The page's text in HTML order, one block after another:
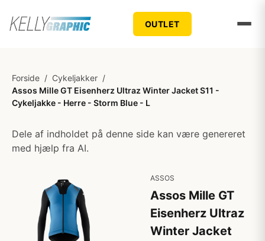
OUTLET
Forside / Cykeljakker /
Assos Mille GT Eisenherz Ultraz Winter Jacket S11 -
Cykeljakke - Herre - Storm Blue - L
Dele af indholdet på denne side kan være genereret
med hjælp fra AI.
ASSOS
Assos Mille GT
Eisenherz Ultraz
Winter Jacket